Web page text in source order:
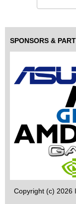
SPONSORS &
Copyright (c) 2026